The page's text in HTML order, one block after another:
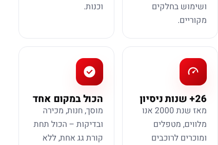
ושימוש בחלקים
מקוריים.
וכנות.
26+ שנות ניסיון
מאז שנת 2000 אנו
מלווים, מטפלים
ומוכרים לרוכבים
הכול במקום אחד
מוסך, חנות, מכירה
ובדיקות – הכול תחת
קורת גג אחת, ללא